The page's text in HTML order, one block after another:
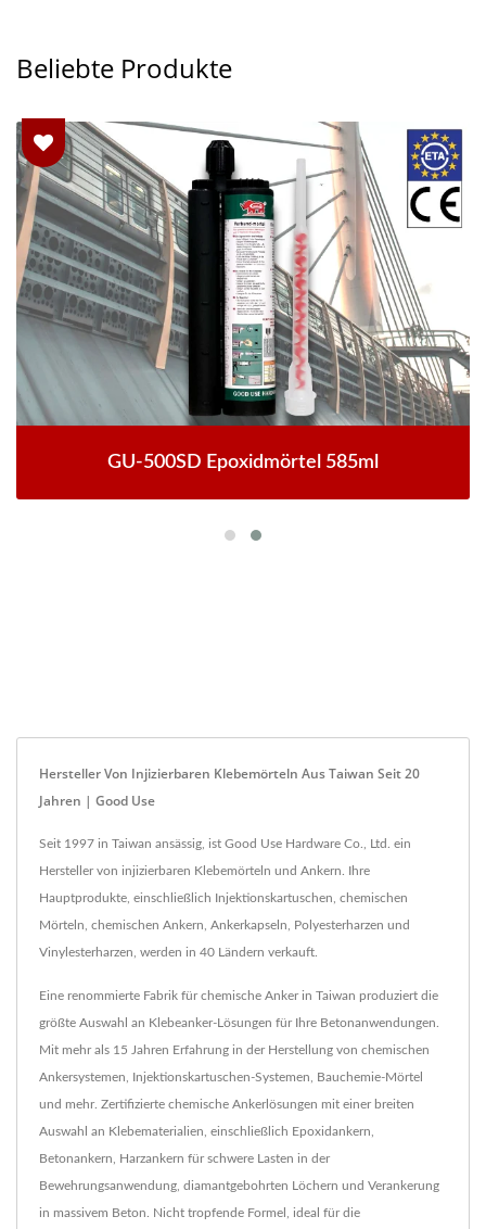
Beliebte Produkte
GU-500SD Epoxidmörtel 585ml
Hersteller Von Injizierbaren Klebemörteln Aus Taiwan Seit 20
Jahren | Good Use
Seit 1997 in Taiwan ansässig, ist Good Use Hardware Co., Ltd. ein
Hersteller von injizierbaren Klebemörteln und Ankern. Ihre
Hauptprodukte, einschließlich Injektionskartuschen, chemischen
Mörteln, chemischen Ankern, Ankerkapseln, Polyesterharzen und
Vinylesterharzen, werden in 40 Ländern verkauft.
Eine renommierte Fabrik für chemische Anker in Taiwan produziert die
größte Auswahl an Klebeanker-Lösungen für Ihre Betonanwendungen.
Mit mehr als 15 Jahren Erfahrung in der Herstellung von chemischen
Ankersystemen, Injektionskartuschen-Systemen, Bauchemie-Mörtel
und mehr. Zertifizierte chemische Ankerlösungen mit einer breiten
Auswahl an Klebematerialien, einschließlich Epoxidankern,
Betonankern, Harzankern für schwere Lasten in der
Bewehrungsanwendung, diamantgebohrten Löchern und Verankerung
in massivem Beton. Nicht tropfende Formel, ideal für die